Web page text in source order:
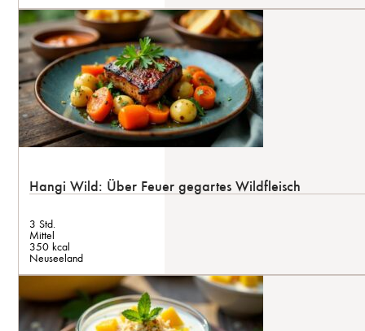
Hangi Wild: Über Feuer gegartes Wildfleisch
3 Std.
Mittel
350 kcal
Neuseeland